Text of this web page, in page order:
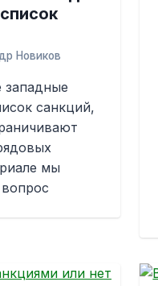
Новиков
западные
санкций,
мы